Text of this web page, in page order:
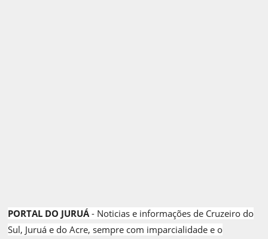
PORTAL DO JURUÁ - Noticias e informações de Cruzeiro do
Sul, Juruá e do Acre, sempre com imparcialidade e o